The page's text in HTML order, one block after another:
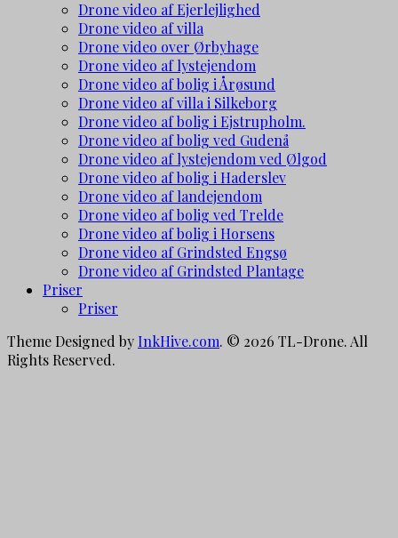
Drone video af Ejerlejlighed
Drone video af villa
Drone video over Ørbyhage
Drone video af lystejendom
Drone video af bolig i Årøsund
Drone video af villa i Silkeborg
Drone video af bolig i Ejstrupholm.
Drone video af bolig ved Gudenå
Drone video af lystejendom ved Ølgod
Drone video af bolig i Haderslev
Drone video af landejendom
Drone video af bolig ved Trelde
Drone video af bolig i Horsens
Drone video af Grindsted Engsø
Drone video af Grindsted Plantage
Priser
Priser
Theme Designed by InkHive.com. © 2026 TL-Drone. All
Rights Reserved.